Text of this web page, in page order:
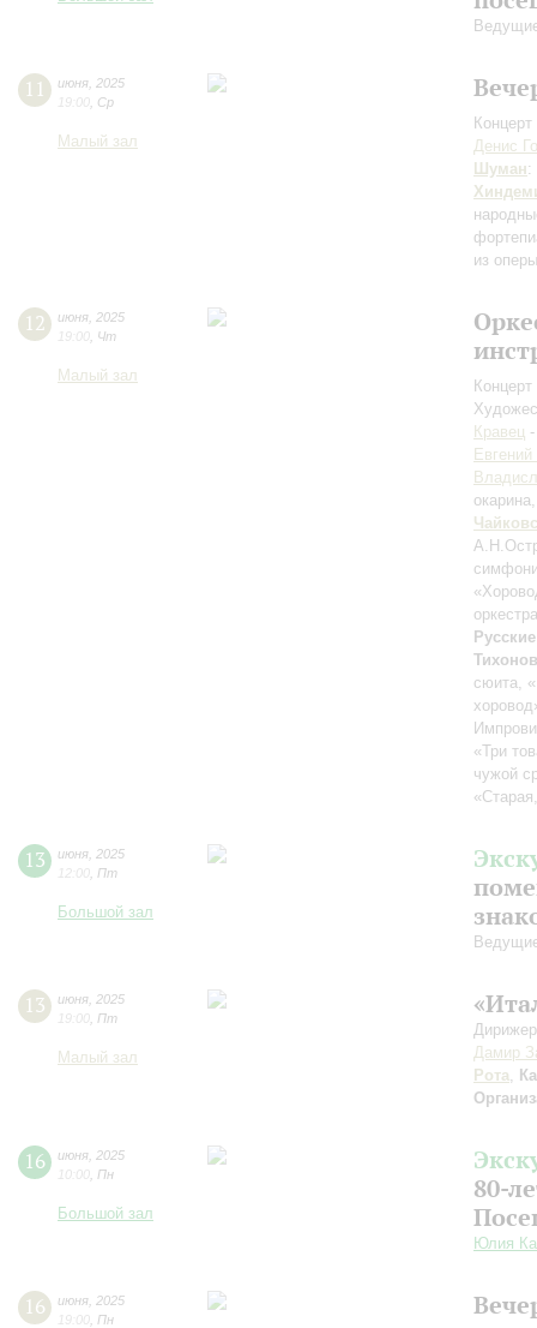
11 июня 2025
19:00 Ср
Малый зал
Денис
Шуман:
из
12 июня 2025
19:00 Чт
Малый зал
Кравец
Тихонов
сюита,
«Три
чужой
13 июня 2025
12:00 Пт
Большой зал
13 июня 2025
19:00 Пт
Малый зал
Дамир
Рота,
16 июня 2025
10:00 Пн
Большой зал
80-
Юлия
16 июня 2025
19:00 Пн